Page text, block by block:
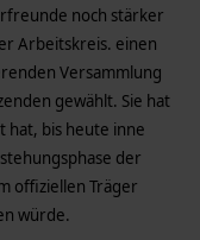
noch stärker
Arbeitskreis. einen
Versammlung
gewählt. Sie hat
hat, bis heute inne
der
offiziellen Träger
würde.